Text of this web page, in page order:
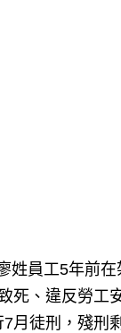
姓員工5年前
、違反勞工
月徒刑，殘刑